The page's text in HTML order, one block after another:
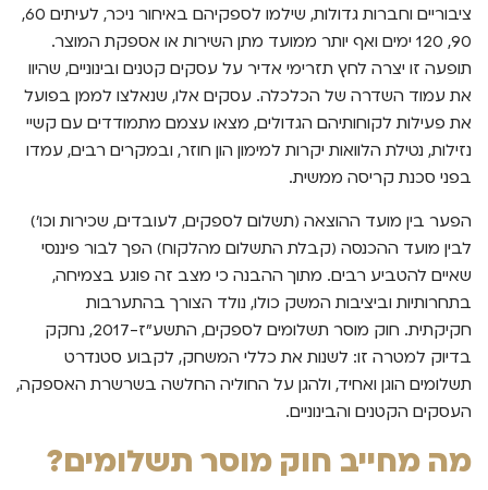
ציבוריים וחברות גדולות, שילמו לספקיהם באיחור ניכר, לעיתים 60,
90, 120 ימים ואף יותר ממועד מתן השירות או אספקת המוצר.
תופעה זו יצרה לחץ תזרימי אדיר על עסקים קטנים ובינוניים, שהיוו
את עמוד השדרה של הכלכלה. עסקים אלו, שנאלצו לממן בפועל
את פעילות לקוחותיהם הגדולים, מצאו עצמם מתמודדים עם קשיי
נזילות, נטילת הלוואות יקרות למימון הון חוזר, ובמקרים רבים, עמדו
בפני סכנת קריסה ממשית.
הפער בין מועד ההוצאה (תשלום לספקים, לעובדים, שכירות וכו')
לבין מועד ההכנסה (קבלת התשלום מהלקוח) הפך לבור פיננסי
שאיים להטביע רבים. מתוך ההבנה כי מצב זה פוגע בצמיחה,
בתחרותיות וביציבות המשק כולו, נולד הצורך בהתערבות
חקיקתית. חוק מוסר תשלומים לספקים, התשע"ז-2017, נחקק
בדיוק למטרה זו: לשנות את כללי המשחק, לקבוע סטנדרט
תשלומים הוגן ואחיד, ולהגן על החוליה החלשה בשרשרת האספקה,
העסקים הקטנים והבינוניים.
מה מחייב חוק מוסר תשלומים?